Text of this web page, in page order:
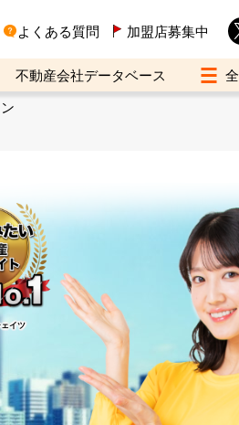
よくある質問 加盟店募集中
不動産会社データベース
イツ